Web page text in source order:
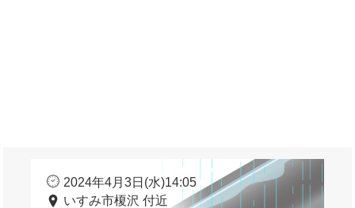
2024年4月3日(水)14:05
いすみ市榎沢 付近